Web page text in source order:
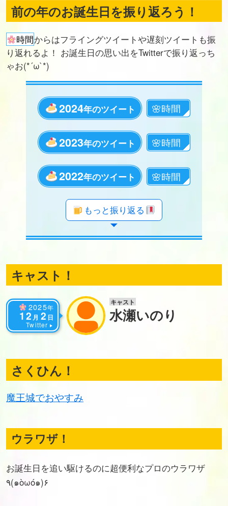
前の年のお誕生日を振り返ろう！
時間からはフライングツイートや遅刻ツイートも振
り返れるよ！ お誕生日の思い出をTwitterで振り返っち
ゃお(*´ω`*)
2024年のツイート
2023年のツイート
2022年のツイート
年のツイート
年のツイート
年のツイート
年のツイート
年のツイート
年のツイート
年のツイート
年のツイート
年のツイート
年のツイート
年のツイート
年のツイート
年のツイート
年のツイート
年のツイート
年のツイート
もっと振り返る
キャスト！
2025年
12 月 2 日
Twitter
キャスト
水瀬いのり
さくひん！
魔王城でおやすみ
ウラワザ！
お誕生日を追い駆けるのに超便利なプロのウラワザ
٩(๑òωó๑)۶